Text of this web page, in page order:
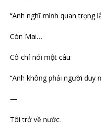
“Anh nghĩ mình quan trọng
Còn Mai…
Cô chỉ nói một câu:
“Anh không phải người duy
—
Tôi trở về nước.